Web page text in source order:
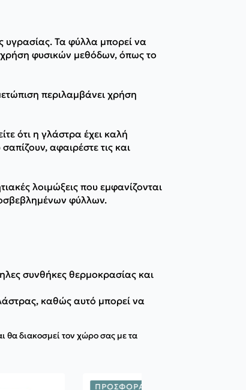
υγρασίας. Τα φύλλα μπορεί να
χρήση φυσικών μεθόδων, όπως το
περιλαμβάνει χρήση
ότι η γλάστρα έχει καλή
αφαιρέστε τις και
λοιμώξεις που εμφανίζονται
φύλλων.
συνθήκες θερμοκρασίας και
καθώς αυτό μπορεί να
θα διακοσμεί τον χώρο σας με τα
ΠΡΟΣΦΟΡΆ!